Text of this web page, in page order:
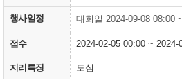
행사일정 대회일 2024-09-08 08:00
접수 2024-02-05 00:00 ~ 2024-
지리특징 도심